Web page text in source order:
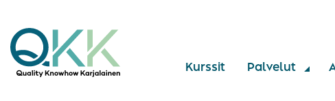
Kurssit Palvelut